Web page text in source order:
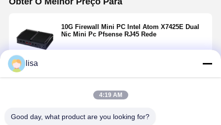
10G Firewall Mini PC Intel Atom X7425E Dual
Nic Mini Pc Pfsense RJ45 Rede
Continue
lisa
4:19 AM
Good day, what product are you looking for?